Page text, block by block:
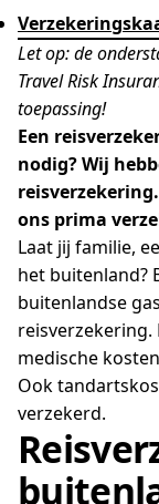
Let op: de
Travel Risk
toepassing!
Een
nodig? Wij
ons prima
Laat jij familie,
het buitenland?
buitenlandse
medische
Ook
verzekerd.